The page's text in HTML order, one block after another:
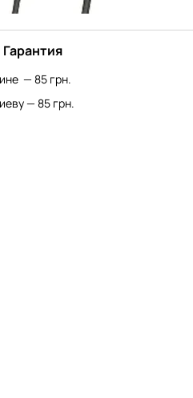
Гарантия
— 85 грн.
— 85 грн.